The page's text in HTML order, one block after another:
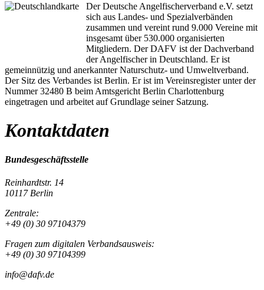
Der Deutsche Angelfischerverband e.V. setzt
sich aus Landes- und Spezialverbänden
zusammen und vereint rund 9.000 Vereine mit
insgesamt über 530.000 organisierten
Mitgliedern. Der DAFV ist der Dachverband
der Angelfischer in Deutschland. Er ist
gemeinnützig und anerkannter Naturschutz- und Umweltverband.
Der Sitz des Verbandes ist Berlin. Er ist im Vereinsregister unter der
Nummer 32480 B beim Amtsgericht Berlin Charlottenburg
eingetragen und arbeitet auf Grundlage seiner Satzung.
Kontaktdaten
Bundesgeschäftsstelle
Reinhardtstr. 14
10117 Berlin
Zentrale:
+49 (0) 30 97104379
Fragen zum digitalen Verbandsausweis:
+49 (0) 30 97104399
info@dafv.de